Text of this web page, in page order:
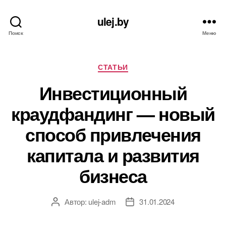
Поиск
ulej.by
Меню
Рубрики
СТАТЬИ
Инвестиционный
краудфандинг — новый
способ привлечения
капитала и развития
бизнеса
АвторАвтор: ulej-adm
Дата31.01.2024